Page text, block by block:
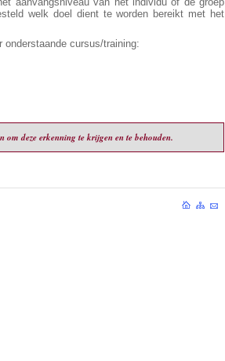
welk doel dient te worden bereikt met het
cursus/training:
deze erkenning te krijgen en te behouden.